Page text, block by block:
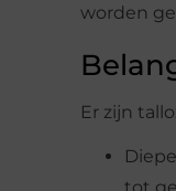
worden
Er zijn